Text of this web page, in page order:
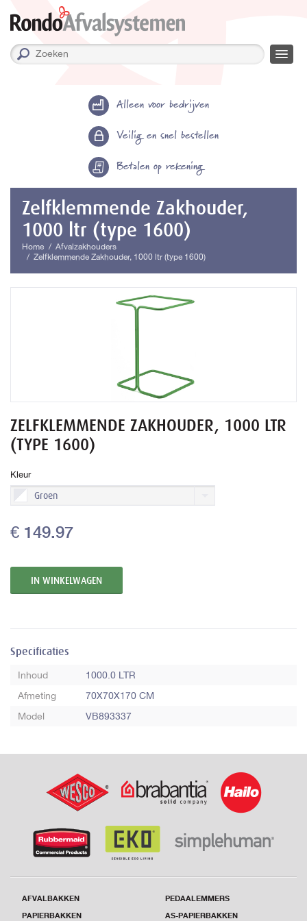
Alleen voor bedrijven
Veilig en snel bestellen
Betalen op rekening
Zelfklemmende Zakhouder,
1000 ltr (type 1600)
Home
Afvalzakhouders
Zelfklemmende Zakhouder, 1000 ltr (type 1600)
ZELFKLEMMENDE ZAKHOUDER, 1000 LTR
(TYPE 1600)
Kleur
Groen
€ 149.97
Specificaties
Inhoud
1000.0 LTR
Afmeting
70X70X170 CM
Model
VB893337
AFVALBAKKEN PEDAALEMMERS
PAPIERBAKKEN AS-PAPIERBAKKEN